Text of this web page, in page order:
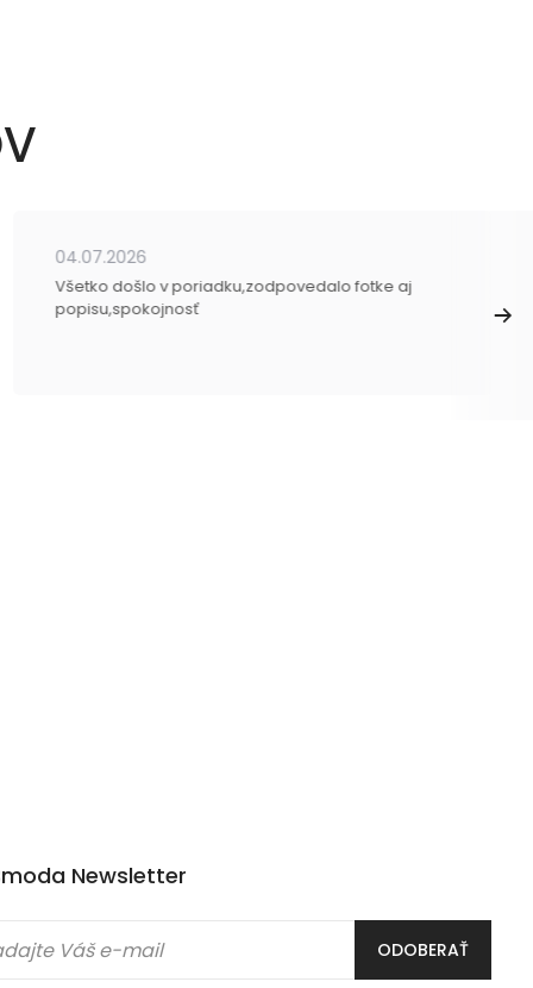
04.07.2026
Všetko došlo v poriadku,zodpovedalo fotke aj
popisu,spokojnosť
Newsletter
ODOBERAŤ